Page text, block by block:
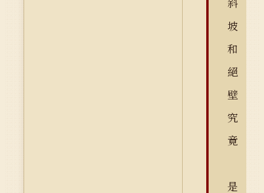
坡
和
絕
壁
究
竟
是